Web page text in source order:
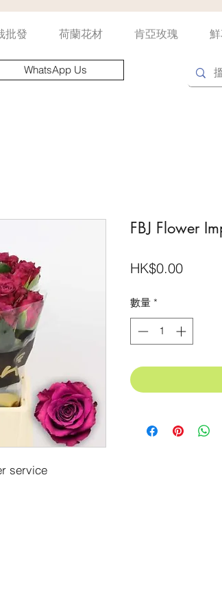
批發 荷蘭花材 肯亞玫瑰
WhatsApp Us
service
FBJ Flower
HK$0.00價
數量 *